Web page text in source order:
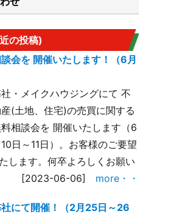
の投稿)
会を 開催いたします！（6月
・メイクハウジングにて 不
(土地、住宅)の売買に関する
相談会を 開催いたします（6
10日～11日）。お客様のご要望
します。何卒よろしくお願い
[2023-06-06] more・・
にて開催！（2月25日～26